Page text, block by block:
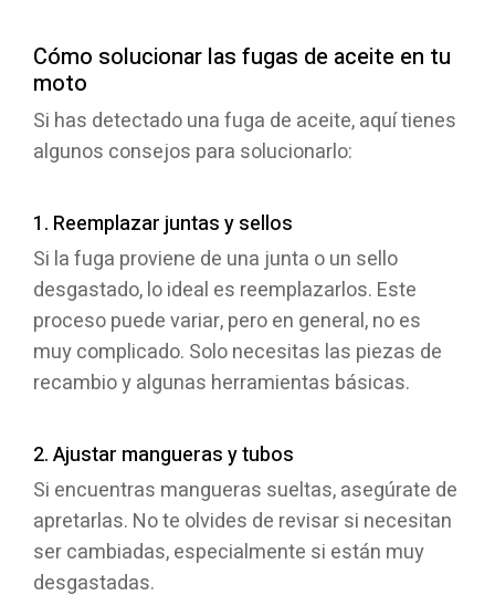
Cómo solucionar las fugas de aceite en tu
moto
Si has detectado una fuga de aceite, aquí tienes
algunos consejos para solucionarlo:
1. Reemplazar juntas y sellos
Si la fuga proviene de una junta o un sello
desgastado, lo ideal es reemplazarlos. Este
proceso puede variar, pero en general, no es
muy complicado. Solo necesitas las piezas de
recambio y algunas herramientas básicas.
2. Ajustar mangueras y tubos
Si encuentras mangueras sueltas, asegúrate de
apretarlas. No te olvides de revisar si necesitan
ser cambiadas, especialmente si están muy
desgastadas.